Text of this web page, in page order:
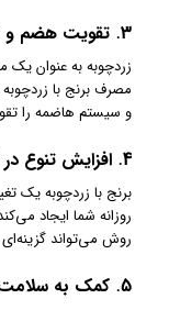
3. تقویت هضم و
زردچوبه به عنوان
مصرف برنج با
و سیستم هاضمه را
4. افزایش تنوع در
برنج با زردچوبه یک
روزانه شما ایجاد
روش می‌تواند گزینه‌ای
5. کمک به